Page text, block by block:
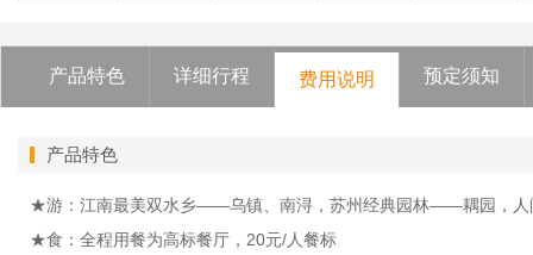
产品特色 详细行程 费用说明 预定须知
产品特色
★游：江南最美双水乡——乌镇、南浔，苏州经典园林——耦园，人
★食：全程用餐为高标餐厅，20元/人餐标